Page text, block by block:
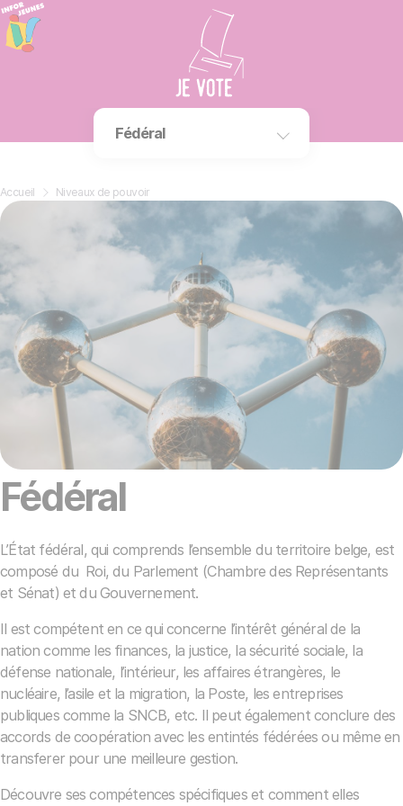
Fédéral
Europe
Fédéral
Communauté
Province
Commune
Accueil Niveaux de pouvoir
Fédéral
L’État fédéral, qui comprends l’ensemble du territoire belge, est
composé du Roi, du Parlement (Chambre des Représentants
et Sénat) et du Gouvernement.
Il est compétent en ce qui concerne l’intérêt général de la
nation comme les finances, la justice, la sécurité sociale, la
défense nationale, l’intérieur, les affaires étrangères, le
nucléaire, l’asile et la migration, la Poste, les entreprises
publiques comme la SNCB, etc. Il peut également conclure des
accords de coopération avec les entintés fédérées ou même en
transferer pour une meilleure gestion.
Découvre ses compétences spécifiques et comment elles
Panneau de gestion des cookies